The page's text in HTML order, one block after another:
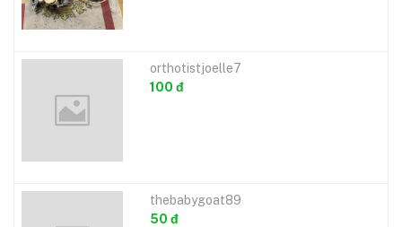
orthotistjoelle7
100 đ
thebabygoat89
50 đ